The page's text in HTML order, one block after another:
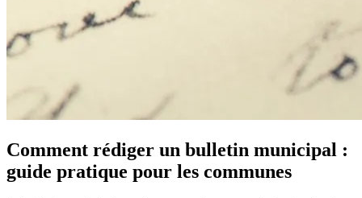
Comment rédiger un bulletin municipal :
guide pratique pour les communes